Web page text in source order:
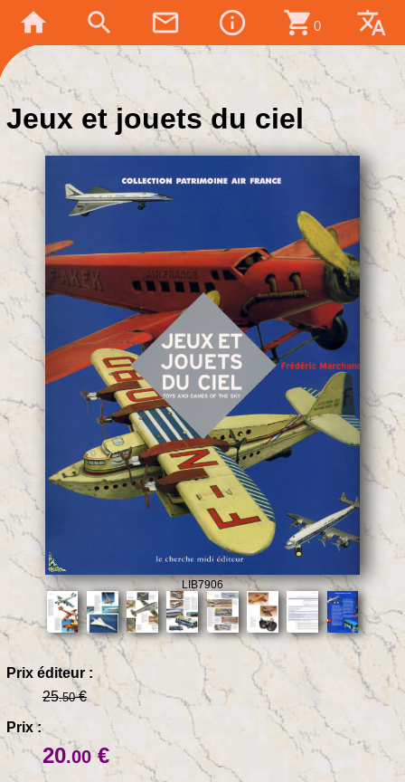
home search mail_outline info_outline shopping_cart 0 translate
Jeux et jouets du ciel
LIB7906
Prix éditeur :
25.50€
Prix :
20.00€